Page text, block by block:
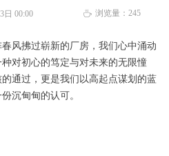
风拂过崭新的厂房，我们心中涌动
对初心的笃定与对未来的无限憧
通过，更是我们以高起点谋划的蓝
沉甸甸的认可。
日 00:00 ꄘ 浏览量： 245